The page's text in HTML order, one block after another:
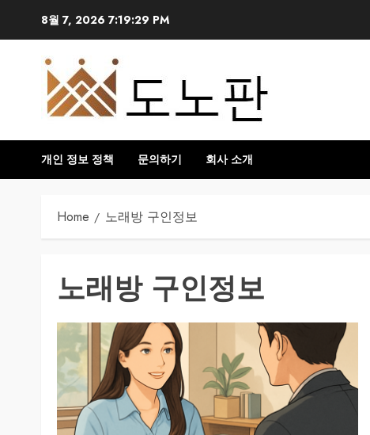
8월 7, 2026 7:19:29 PM
개인 정보 정책 문의하기 회사 소개
Home 노래방 구인정보
노래방 구인정보